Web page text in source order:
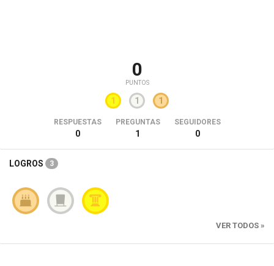
0
PUNTOS
1 1 1
RESPUESTAS
0
PREGUNTAS
1
SEGUIDORES
0
LOGROS 3
VER TODOS »